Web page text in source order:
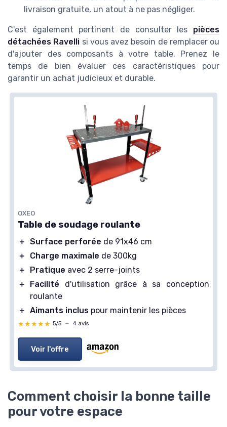
livraison gratuite, un atout à ne pas négliger.
C'est également pertinent de consulter les pièces
détachées Ravelli si vous avez besoin de remplacer ou
d'ajouter des composants à votre table. Prenez le
temps de bien évaluer ces caractéristiques pour
garantir un achat judicieux et durable.
OXEO
Table de soudage roulante
＋ Surface perforée de 91x46 cm
＋
Charge maximale de 300kg
＋
Pratique avec 2 serre-joints
＋
Facilité d'utilisation grâce à sa conception
roulante
＋ Aimants inclus pour maintenir les pièces
★★★★★
★★★★★ 5/5 — 4 avis
Voir l'offre
Comment choisir la bonne taille
pour votre espace